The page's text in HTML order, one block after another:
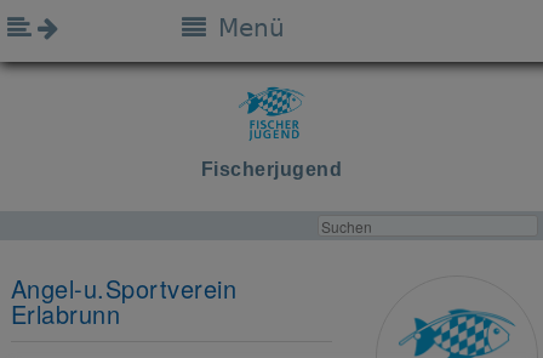
Fischerjugend
Menü
Angel-u.Sportverein
Erlabrunn